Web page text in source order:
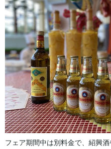
フェア期間中は別料金で、紹興